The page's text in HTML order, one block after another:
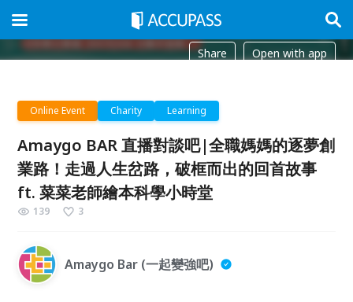
Share Open with app
Online Event Charity Learning
Amaygo BAR 直播對談吧|全職媽媽的逐夢創
業路！走過人生岔路，破框而出的回首故事
ft. 菜菜老師繪本科學小時堂
139 3
Amaygo Bar (一起變強吧)